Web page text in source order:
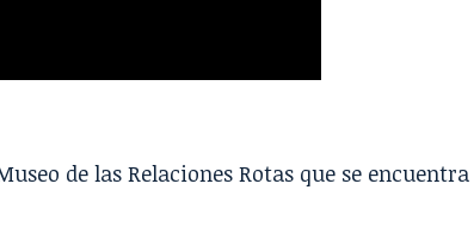
de las Relaciones Rotas que se encuentra